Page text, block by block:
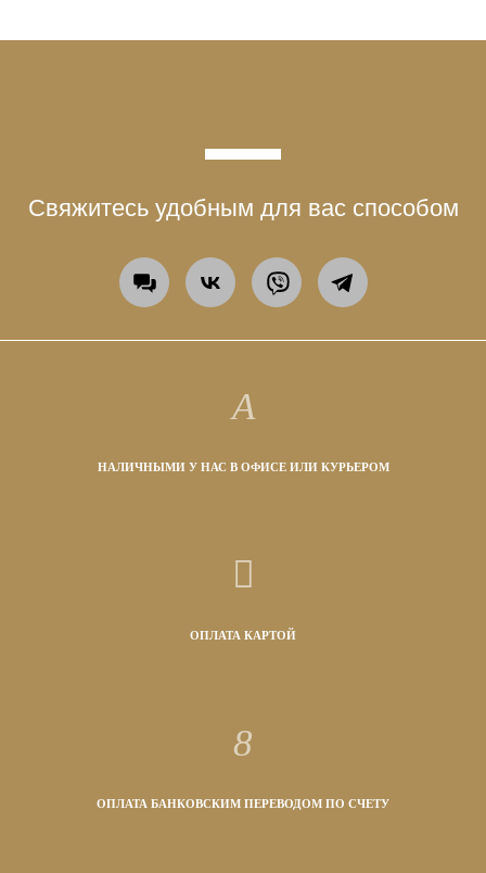
Свяжитесь удобным для вас способом
НАЛИЧНЫМИ У НАС В ОФИСЕ ИЛИ КУРЬЕРОМ
ОПЛАТА КАРТОЙ
ОПЛАТА БАНКОВСКИМ ПЕРЕВОДОМ ПО СЧЕТУ